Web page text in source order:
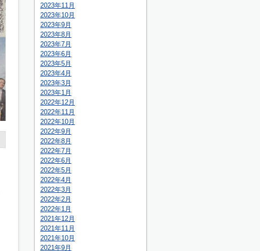
2023年11月
2023年10月
2023年9月
2023年8月
2023年7月
2023年6月
2023年5月
2023年4月
2023年3月
2023年1月
2022年12月
2022年11月
2022年10月
2022年9月
2022年8月
2022年7月
2022年6月
2022年5月
2022年4月
2022年3月
2022年2月
2022年1月
2021年12月
2021年11月
2021年10月
2021年9月